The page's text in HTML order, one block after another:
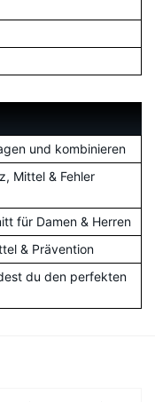
und kombinieren
Mittel & Fehler
für Damen & Herren
& Prävention
du den perfekten